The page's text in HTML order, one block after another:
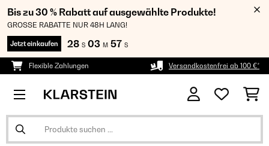
Bis zu 30 % Rabatt auf ausgewählte Produkte!
GROSSE RABATTE NUR 48H LANG!
Jetzt einkaufen 28 S 03 M 57 S
Flexible Zahlungen Versandkostenfrei ab 100 €*